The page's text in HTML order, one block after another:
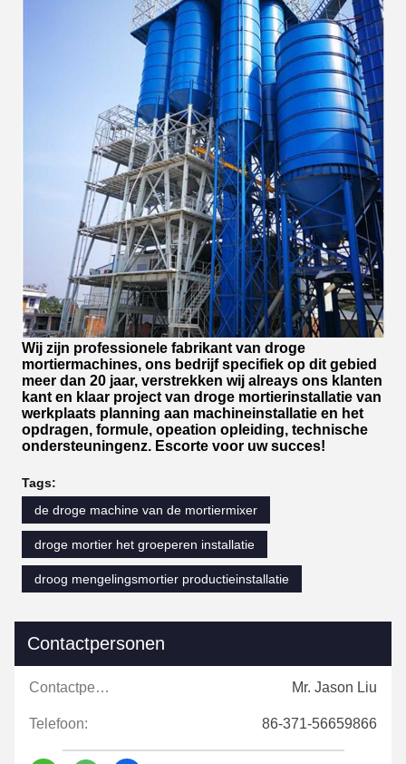
Wij zijn professionele fabrikant van droge
mortiermachines, ons bedrijf specifiek op dit gebied
meer dan 20 jaar, verstrekken wij alreays ons klanten
kant en klaar project van droge mortierinstallatie van
werkplaats planning aan machineinstallatie en het
opdragen, formule, opeation opleiding, technische
ondersteuningenz. Escorte voor uw succes!
Tags:
de droge machine van de mortiermixer
droge mortier het groeperen installatie
droog mengelingsmortier productieinstallatie
Contactpersonen
Contactpersonen: Mr. Jason Liu
Telefoon: 86-371-56659866